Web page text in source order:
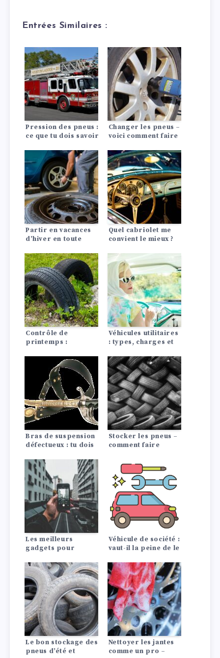
Entrées Similaires :
Pression des pneus :
ce que tu dois savoir
Changer les pneus –
voici comment faire
Partir en vacances
d’hiver en toute
qu’il faut savoir
Quel cabriolet me
convient le mieux ?
Contrôle de
printemps :
pour le printemps !
Véhicules utilitaires
: types, charges et
Bras de suspension
défectueux : tu dois
symptômes au
sérieux
Stocker les pneus –
comment faire
Les meilleurs
gadgets pour
voiture intelligente
Véhicule de société :
vaut-il la peine de le
l’acheter ?
Le bon stockage des
pneus d’été et
Nettoyer les jantes
comme un pro –